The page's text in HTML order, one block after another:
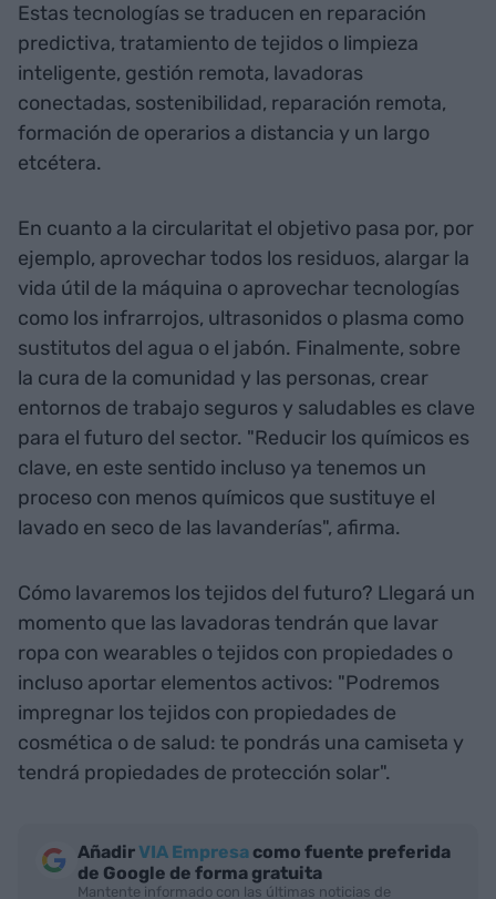
Estas tecnologías se traducen en reparación
predictiva, tratamiento de tejidos o limpieza
inteligente, gestión remota, lavadoras
conectadas, sostenibilidad, reparación remota,
formación de operarios a distancia y un largo
etcétera.
En cuanto a la circularitat el objetivo pasa por, por
ejemplo, aprovechar todos los residuos, alargar la
vida útil de la máquina o aprovechar tecnologías
como los infrarrojos, ultrasonidos o plasma como
sustitutos del agua o el jabón. Finalmente, sobre
la cura de la comunidad y las personas, crear
entornos de trabajo seguros y saludables es clave
para el futuro del sector. "Reducir los químicos es
clave, en este sentido incluso ya tenemos un
proceso con menos químicos que sustituye el
lavado en seco de las lavanderías", afirma.
Cómo lavaremos los tejidos del futuro? Llegará un
momento que las lavadoras tendrán que lavar
ropa con wearables o tejidos con propiedades o
incluso aportar elementos activos: "Podremos
impregnar los tejidos con propiedades de
cosmética o de salud: te pondrás una camiseta y
tendrá propiedades de protección solar".
AñadirVIA Empresa como fuente preferida
de Google de forma gratuita
Mantente informado con las últimas noticias de